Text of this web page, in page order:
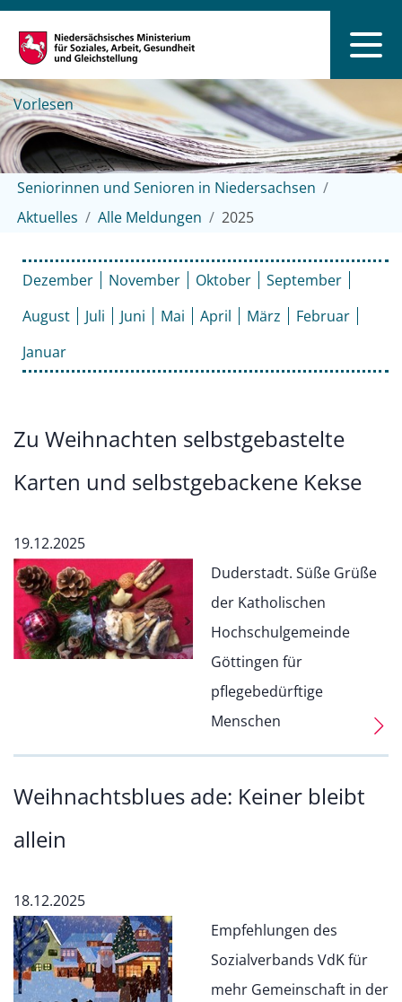
Vorlesen
Seniorinnen und Senioren in Niedersachsen
Aktuelles
Alle Meldungen 2025
Dezember November Oktober
September
August
Juli Juni Mai April März
Februar
Januar
Zu Weihnachten selbstgebastelte
Karten und selbstgebackene Kekse
19.12.2025
Duderstadt. Süße Grüße
der Katholischen
Hochschulgemeinde
Göttingen für
pflegebedürftige
Menschen
Weihnachtsblues ade: Keiner bleibt
allein
18.12.2025
Empfehlungen des
Sozialverbands VdK für
mehr Gemeinschaft in der